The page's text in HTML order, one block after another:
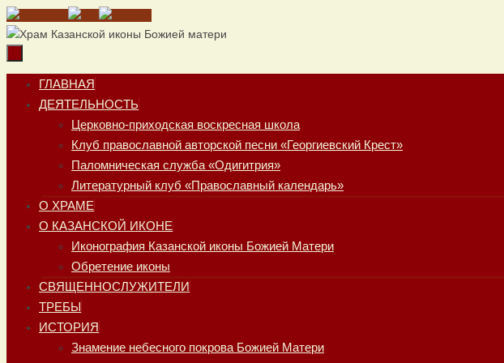
Перейти
к
Перейти
содержимому
ГЛАВНАЯ
ДЕЯТЕЛЬНОСТЬ
Церковно-приходская воскресная школа
Клуб православной авторской песни «Георгиевский Крест»
Паломническая служба «Одигитрия»
Литературный клуб «Православный календарь»
О ХРАМЕ
О КАЗАНСКОЙ ИКОНЕ
Иконография Казанской иконы Божией Матери
Обретение иконы
СВЯЩЕННОСЛУЖИТЕЛИ
ТРЕБЫ
ИСТОРИЯ
Знамение небесного покрова Божией Матери